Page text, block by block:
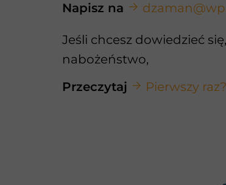
Napisz na
Jeśli chcesz dowiedzieć
nabożeństwo,
Przeczytaj
Pierwszy raz?